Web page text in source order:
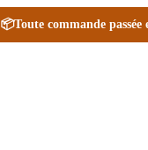
📦Toute commande